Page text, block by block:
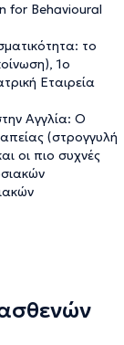
for Behavioural
το
1o
Εταιρεία
Αγγλία: Ο
(στρογγυλή
οι πιο συχνές